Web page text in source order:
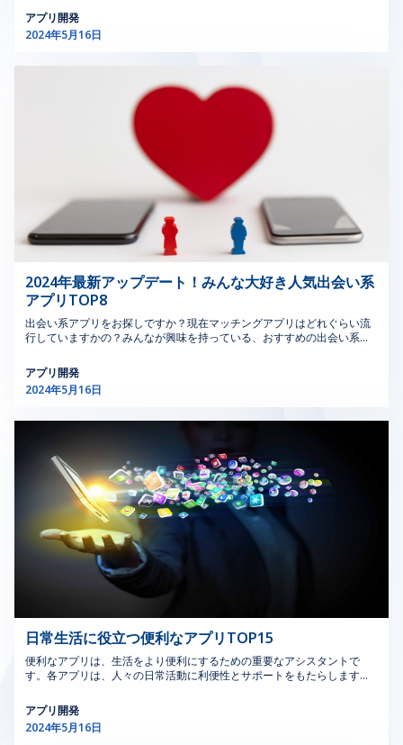
のUIデザインにおいて、組み込みシステムのUXとインタ
ーフェースデザインは、専門的でありながらますます重要
な分野です。組み込みシステムは、消費者向け電子機器か
す。これらのシステムのインターフェースをデザインする
には、機能性とユーザー中心のデザイン原則を組み合わせ
た独自のアプローチが必要です。 組み込み用のシカゴの
UIデザインは、UIがスタンドアロンのアプリケーションで
はなく、より大きなシステムの一部であるデバイスのため
にインターフェースを作成することに焦点を当てていま
す。これらのインターフェースは直感的で、反応が良く、
デバイスの主要機能に一致している必要があります。 組
み込み用のUIデザインにおける重要な考慮事項： 使用コ
ンテキスト：ウェブやモバイルアプリとは異なり、組み込
みシステムは特定のタスク指向の機能を提供することが多
いです。デザインは、デバイスの環境とそのコンテキスト
内でのユーザーのニーズに対応する必要があります。 シ
ンプルさと明確さ：組み込みシステムの制約を考慮する
ースはナビゲートしやすく、ユーザーに明確なフィードバ
ックを提供するべきです。 パフォーマンス：組み込みシ
パフォーマンスを最適化し、システムが過負荷になること
なくスムーズで効率的に動作するようにする必要がありま
す。 アクセシビリティ：組み込みシステムのデザインで
は、特定のアクセシビリティニーズを持つユーザーを含
む、さまざまなユーザーインタラクションを考慮する必要
があります。 統合：組み込みシステムのUIデザインは、
デバイスのハードウェアおよびソフトウェアコンポーネン
トとシームレスに統合する必要があり、ユーザー体験が一
貫して機能的であることを保証します。 >>>詳しくはこち
ら：安全性とコンプライアンスを強化する変更管理ソフト
ウェアの 10点 のメリット 3.1.組み込みUIデザインとは何
か、シカゴでどのように使用されているか？ 組み込み用
のUIデザインは、インターフェースが大きなデバイスまた
はアプリケーションに統合されているシステムのためにUI
アロンのソフトウェアに焦点を当てるのに対し、シカゴの
組み込みUIデザインは、医療機器、産業機械、または消費
者向け電子機器など、インターフェースがハードウェアシ
ステムの重要な部分であるデバイスに関連しています。
シカゴでは、技術が進化し続ける中で、組み込み用のUIデ
ザインの重要性が増しています。地元のテクノロジー企業
やスタートアップは、スマートホームデバイスから高度な
製造機器に至るまで、組み込みシステムを組み込んだ高度
ェアは、日常的な安全チェックを自動化し、安全基準への
コンプライアンスを確保することで、産業安全プロトコル
の実施を合理化します。これにより、安全担当者の管理負
れ、より効率的で効果的な安全管理システムにつながりま
す。 2.8．包括的な事故管理 MOCソフトウェアに組み込
まれたインシデント管理機能により、変更に関連するイン
シデントの包括的な追跡と分析が可能になります。これに
は、インシデント管理ソフトウェアに不可欠な、問題の文
書化、調査、解決が含まれます。インシデント対応と分析
を改善することで、組織は再発を防止し、全体的な安全性
を高めることができます。 2.9．業務効率の向上 変更管理
タスクを自動化し、変更プロセスに関する洞察をリアルタ
イムで提供することで、MOCソフトウェアは業務効率を
大幅に向上させます。手作業を減らし、意思決定を迅速化
し、変更がスケジュール通りにスムーズに実施されるよう
にすることで、生産性の向上とダウンタイムの削減につな
がります。 さらに、年次変更通知管理ソフトウェア、
ーショナル・リスク管理ソフトウェアは、包括的なリスク
管理のための安全コンプライアンス・ツールとプロセス・
に貢献します。 2.10．詳細なマネジメント・レビュー
MOCソフトウェアは、詳細なレポートとレビュー機能を
提供し、変更管理活動に関する洞察を提供します。これに
は、変更の有効性、コンプライアンス、および安全性に関
するレポートの作成が含まれます。これらのレビューは、
変更ソフトウェアレビューの管理をサポートし、経営陣が
傾向を特定し、パフォーマンスを評価し、変更管理の実践
を改善し向上させるための情報に基づいた意思決定を行う
のに役立ちます。 >>> もっと見る：フィンテック・ソフ
トウェアのアウトソーシングを依頼する5つの理由 3.
MOCソフトウェアの特殊用途 MOCソフトウェア（変更管
理ソフトウェア）は、さまざまな業界の変更に対応できる
ように設計されており、特定の部門に合わせた特殊なアプ
リケーションも用意されています。その役割は、スムーズ
で極めて重要です。ここでは、MOCソフトウェアが石
油・ガスのようなリスクの高い産業と一般産業の両方の現
場でどのように適用されているかを紹介します。 3.1．石
油・ガス産業 石油・ガス産業では、探査・生産・精製活
動に伴う複雑なリスクへの対応に、変更管理ソフトウェア
が不可欠です。主な用途は以下の通りです。 規制遵守：
MOCソフトウェアは、OSHAやEPAなどの厳しい業界規制
や基準を確実に遵守するのに役立ちます。コンプライアン
ム、アーティスト、ジャンル、曲から音楽を検索し、発見することがで
きます。Spotifyを使えば、リスナーは自分の音楽の好みに基づいてパー
ソナライズされたプレイリストで無料のスマートフォン音楽を楽しむこ
とができます。このアプリは、各人の音楽的嗜好に合った同じテーマや
のポッドキャスト・プログラムとオフラインで音楽を聴けることです。
お気に入りの音楽アプリやプレイリストを検索してダウンロードすれ
ば、インターネット接続がなくてもいつでも聴くことができます。
Spotify音楽アプリ人気は世界的に広まっています。 さらに、無料音楽ダ
ウンロードアプリのSpotifyは、リンクや共有プレイリストを通じてソー
シャルネットワーク上の友人と音楽を共有することもできます。Spotify
音楽アプリ人気は、日本だけでなく世界各国をカバーしています。 […]
ドすると著作権侵害のリスクがあります。 安全でないAPKファイルをダ
ウンロードした場合、デバイスがウイルス、マルウェア、またはスパイ
だ存在しており、この記事でAndroidにインストールできる無料で非常
に安全なアプリについて共有します。 ゲームをダウンロードするために
無料アプリをインストールするメリットとデメリット 3. Android上の素
晴らしい無料ゲームダウンロートップ7 無料ゲームダウンロード用スマ
ホアプリとは、スマホやパソコンに無料でゲームをダウンロードしてプ
レイできるアプリです。 最近では、さまざまな無料アプリが市場に出回
っており、それぞれに独自の特徴があります。 Androidで無料でゲーム
をダウンロードできるアプリ10選を以下に紹介しますので、参考にして
ください。 3.1. BlueStacks‐PC上のAndroid OSエミュレータアプリ
BlueStacksは、このリストに記載されているオンラインゲームをインス
トールする最初の無料アプリです。 米国のBlueStacks Incによって開
発されたこのアプリケーションは、WindowsおよびmacOSプラットフ
ォーム上でAndroidオペレーティングシステムをエミュレートできま
す。そのおかげで、パソコン上でAndroidデバイス専用の無料アプリを
体験したり、ゲームをプレイしたりすることができます。 このアプリに
アクセスすると、インストールボタンを押すとスマホアプリ画面に読み
込み中と表示され、数分待つだけで無料ゲームのインストールアプリが
完成します。オンラインゲームアプリを無料で自由にダウンロードでき
の1つと考えられており、その多様性と興味深い機能のおかげでゲームコ
ミュニティから高く評価されています。他のAPK提供プラットフォーム
と比較したAppBrainの特徴は、ストアからデバイスへのゲームのダウン
ロード速度が非常に速く、すべての個人情報が機密に保たれることで
す。 AppBrainのサービスを使用する前に、プレイヤーはゲームのダウ
を作成する必要があります。このアプリケーションを入手すれば、新し
い無料ゲームのダウンロードと発見がこれまでより簡単になります。た
だし、AppBrainには、ダウンロードして体験できる現在非常に人気のあ
るゲームの一部がまだ提供されていません。 >>> もっと見る: 日本で人
気の面白い無料携帯ゲーム7選 3.3. APKPureの無料アプリ APKPureは、
現在最も人気のあるゲームをインストールできる無料アプリの一つとさ
れています。APKPureを使用すれば、最も人気のあるゲームを料金を支
払わずにダウンロードできます。 この無料アプリは、ユーザーフレン
ドリーなインターフェースを持ち、簡単かつ迅速に無料アプリやゲーム
を検索することができます。Google Playが開発者から必要なファイル
を提供していない場合、またはお住まいの国でIPがブロックされている
人々は一緒に新しいゲームを検索し、評価し、ゲームに関する実経験を
共有することができます。これにより、同じような情熱を持つ人々の交
流とつながりのスペースが生まれます。 3.4. […]
アプリ売上ランキング 1.1. App Storeでの評価 SocialPetaのデータに基
づくApp StoreでのSNSアプリの人気ランキングは、アプリのダウンロ
ードやアプリの収益におけるユーザーの傾向や嗜好を概観することがで
きます。 無料アプリのリストでは、朗読アプリがトップ（トップ1）を
ことが証明されています。次はTik Tokアプリ（トップ2）で、App
Storeのランキングはショートビデオ文化と多様なコンテンツ共有の人気
を反映しています。 一方、Apple StoreランキングではTemuショッピ
ングアプリがトップ3にランクインし、デジタル時代におけるオンライン
ショッピングの増加を示しています。 有料アプリのランキングリストで
は、セキュリティ、広告ブロック、VPN変更に関連するアプリが上位に
占めています。 App Storeの評価は、ユーザーが個人情報の保護、不要
な広告との戦い、インターネットの安全性の向上についてますます懸念
を抱いていることを示しています。この情報は、今日のモバイルアプリ
市場におけるユーザーの行動とニーズについての洞察を提供します。 有
料アプリのランキングでは、前述のアプリに加えて、フィットネスアプ
リ、写真アプリ、エンターテイメントなど、健康や心の健康に関連する
アプリの成長も見られます。これは、モバイルアプリユーザーコミュニ
ティの間で健康と幸福の維持に対する関心が高まっていることを示して
います。 さらに、教育・学習アプリや国際決済の人気も見て取れま
す。これは、ユーザーがモバイルプラットフォームを通じて個人的な学
アプリ売上に影響を与える可能性があります。 つまり、この追加情報
は、モバイルアプリ市場の多様性と豊かさ、そして今日のコミュニティ
ます。 >>> もっと見る: 【2023年最新】アプリプログラミングについて
解説 1.2. CH Playでのアプリ売上ランキング アプリ売上ランキングにつ
いて調べる前に、CH Playでのアプリの人気ランキングについて調べまし
におけるユーザーの傾向と好みを非常に明確に示しています。 iOSのア
プリランキングと同様に、CH Playの無料アプリランキングでも、ショッ
ピングアプリがトップ（トップ1）、次いで朗読アプリ（トップ2）、ト
ップ3に楽天ショッピングアプリを占めしています。 ショッピングアプ
リが1位と3位の両方にランクインしていることは、日本のユーザーコミ
ュニティにおけるオンラインショッピングとエンターテイメントのニー
ズの重要性を示しています。これはiOSの評価と似ているようです。 有
料アプリのリストでは、App Storeと同様に、セキュリティ、広告ブロ
ック、VPN変更に関連するアプリが上位に表示されます。この類似性
は、オンラインのセキュリティとプライバシーに対するユーザーの優先
順位と懸念が、プラットフォームが異なってもそれほど変わらないこと
を示しています。 要約すると、日本のAppstoreとPlayストアの両方で
人気のあるアプリをレビューすると、オンラインでのセキュリティとプ
ライバシーの重要性を強調しながら、ショッピングアプリとエンターテ
イメントアプリの人気がわかります。これは、急速に成長するデジタル
市場におけるユーザー コミュニティの一般的な傾向とニーズを反映して
います。 次は、日本のスマホゲームアプリ売上ランキングやその他の人
気アプリ売上について紹介します。 >>> もっと見る: Androidスマホ使用
でトップアプリ売上 日本のゲームアプリ売上をランキングする際、バ
ンダルナムコエンターテインメント社（Bandal Namco Entertainment
Inc）のゲームのが急上昇しています。このゲームは、アプリストア売上
アプリ開発
2024年5月16日
2024年最新アップデート！みんな大好き人気出会い系
アプリTOP8
出会い系アプリをお探しですか？現在マッチングアプリはどれぐらい流
行していますかの？みんなが興味を持っている、おすすめの出会い系ア
んなが大好きな人気出会い系アプリTOP8を以下の記事で紹介します。
1. 出会い系アプリとは何か？ 出会い系アプリは、ロマンチックな関係、
友情、デートを探している独身者を結びつけるために設計されたモバイ
ルまたはオンラインのマッチングアプリの一種です。おすすめの婚活ア
プリを通じて、ユーザーはプロフィールを作成し、自分自身に関する情
索することができます。 人と出会えるマッチングアプリでは、ユーザー
同士が交流したり、チャットしたりするツールや機能が提供されている
ことが多いです。マッチングアプリの機能には、メッセージの送信、画
像の共有、直接チャット、対面会議のスケジュール設定などがありま
す。出会い系アプリのアルゴリズムは、多くの場合、ユーザーのプロフ
ィールやアクティビティからの情報を使用して、互換性のあるマッチン
グシステムを提案します。 テクノロジーの発達と携帯電話の普及によ
り、マッチングアプリの人気はかなり高くなっています。出会いを探し
たい多くの人は、マッチングアプリが現代生活で人気の便利な選択肢と
しておすすめをしています。 2. 2024年の最新アップデートでみんな大好
き人気出会い系アプリTOP8 2. 1人気の無料出会い系アプリTinder
す。2020年、Tinderはグローバルパスポート導入デートシステムを提案
し、大きな革新をもたらしました。人気の出会い系アプリTinderは、そ
の範囲を拡大し、世界中のユーザー間のより大きなコミュニケーション
を可能にしました。 出会い系アプリTinderで、ユーザーは個人プロフィ
ールを作成し、地理的な場所に基づいて他のプロフィールを閲覧するこ
のプロフィールに「いいね！」にするまたしないことができます。2人が
お互いに気に入ると、接続されてチャットが開始されます。チャット
アプリ開発
2024年5月16日
日常生活に役立つ便利なアプリTOP15
便利なアプリは、生活をより便利にするための重要なアシスタントで
す。各アプリは、人々の日常活動に利便性とサポートをもたらします。
アプリ「Sleep Cycle Alarm Clock」 これは、睡眠を効果的に管理する
のに役立つ重要なツールです。毎時アラームを設定するだけでなく、睡
眠サイクルに最適な就寝時間と起床時間を推奨します。これにより、よ
アプリ開発
2024年5月16日